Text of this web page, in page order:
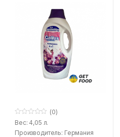
0
o
u
(0)
Вес: 4,05 л.
Производитель: Германия